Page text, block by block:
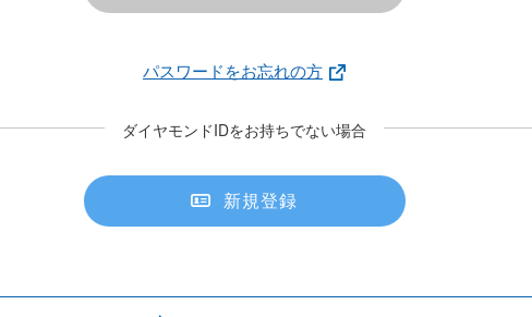
パスワードをお忘れの方
ダイヤモンドIDをお持ちでない場合
新規登録